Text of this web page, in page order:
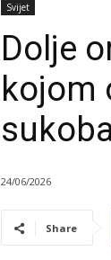
Svijet
Dolje
kojom
24/06/2026
Share